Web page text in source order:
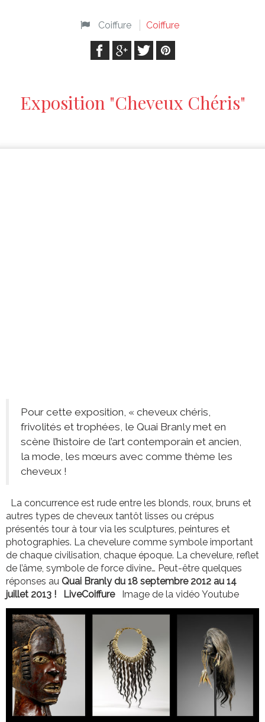
Coiffure Coiffure
Exposition "Cheveux Chéris"
Pour cette exposition, « cheveux chéris,
frivolités et trophées, le Quai Branly met en
scène l’histoire de l’art contemporain et ancien,
la mode, les mœurs avec comme thème les
cheveux !
La concurrence est rude entre les blonds, roux, bruns et
autres types de cheveux tantôt lisses ou crépus
présentés tour à tour via les sculptures, peintures et
photographies. La chevelure comme symbole important
de chaque civilisation, chaque époque. La chevelure, reflet
de l’âme, symbole de force divine… Peut-être quelques
réponses au Quai Branly du 18 septembre 2012 au 14
juillet 2013 !
LiveCoiffureImage de la vidéo Youtube